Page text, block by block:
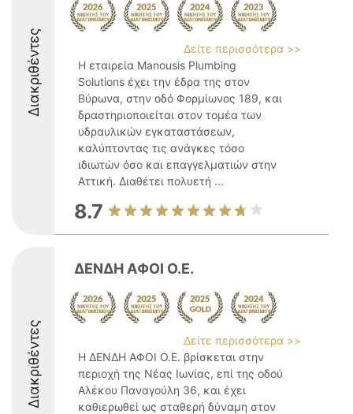
Διακριθέντες
Δείτε περισσότερα >>
Η εταιρεία Manousis Plumbing
Solutions έχει την έδρα της στον
Βύρωνα, στην οδό Φορμίωνος 189, και
δραστηριοποιείται στον τομέα των
υδραυλικών εγκαταστάσεων,
καλύπτοντας τις ανάγκες τόσο
ιδιωτών όσο και επαγγελματιών στην
Αττική. Διαθέτει πολυετή ...
8.7
Διακριθέντες
ΔΕΝΔΗ ΑΦΟΙ Ο.Ε.
Δείτε περισσότερα >>
Η ΔΕΝΔΗ ΑΦΟΙ Ο.Ε. βρίσκεται στην
περιοχή της Νέας Ιωνίας, επί της οδού
Αλέκου Παναγούλη 36, και έχει
καθιερωθεί ως σταθερή δύναμη στον